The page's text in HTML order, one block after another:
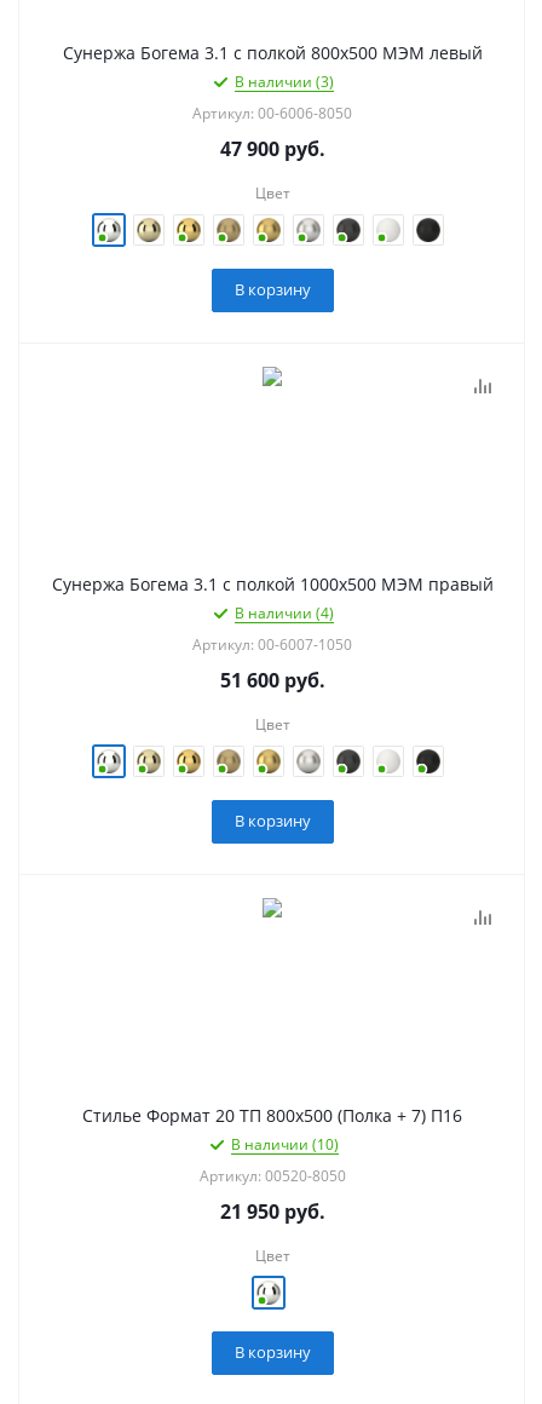
Сунержа Богема 3.1 с полкой 800х500 МЭМ левый
В наличии (3)
Артикул: 00-6006-8050
47 900руб.
Цвет
В корзину
Сунержа Богема 3.1 с полкой 1000х500 МЭМ правый
В наличии (4)
Артикул: 00-6007-1050
51 600руб.
Цвет
В корзину
Стилье Формат 20 ТП 800х500 (Полка + 7) П16
В наличии (10)
Артикул: 00520-8050
21 950руб.
Цвет
В корзину